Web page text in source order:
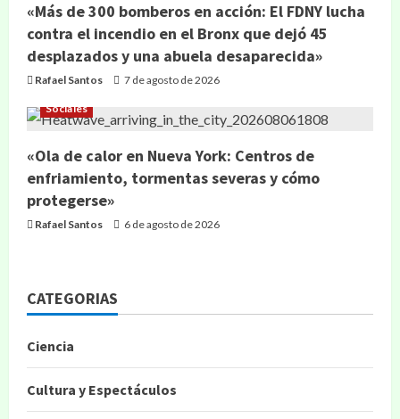
«Más de 300 bomberos en acción: El FDNY lucha
contra el incendio en el Bronx que dejó 45
desplazados y una abuela desaparecida»
Rafael Santos 7 de agosto de 2026
Sociales
«Ola de calor en Nueva York: Centros de
enfriamiento, tormentas severas y cómo
protegerse»
Rafael Santos 6 de agosto de 2026
CATEGORIAS
Ciencia
Cultura y Espectáculos